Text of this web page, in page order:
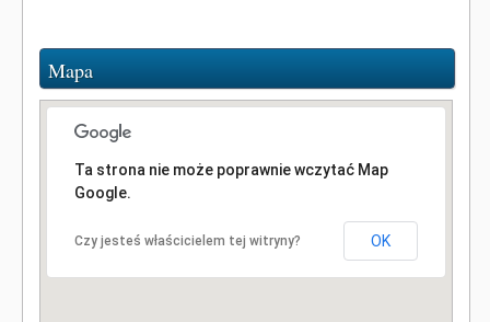
Mapa
Ta strona nie może poprawnie wczytać Map
Google.
Czy jesteś właścicielem tej witryny? OK